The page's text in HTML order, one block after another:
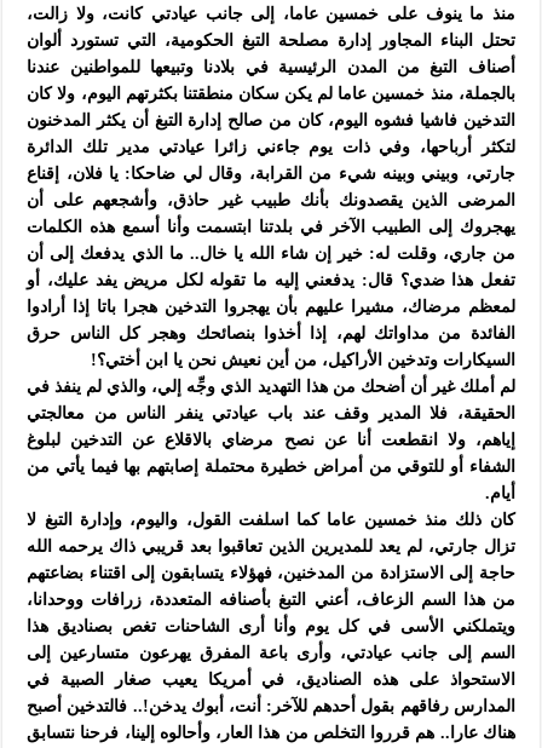
منذ ما ينوف على خمسين عاما، إلى جانب عيادتي كانت، ولا زالت،
تحتل البناء المجاور إدارة مصلحة التبغ الحكومية، التي تستورد ألوان
أصناف التبغ من المدن الرئيسية في بلادنا وتبيعها للمواطنين عندنا
بالجملة، منذ خمسين عاما لم يكن سكان منطقتنا بكثرتهم اليوم، ولا كان
التدخين فاشيا فشوه اليوم، كان من صالح إدارة التبغ أن يكثر المدخنون
لتكثر أرباحها، وفي ذات يوم جاءني زائرا عيادتي مدير تلك الدائرة
جارتي، وبيني وبينه شيء من القرابة، وقال لي ضاحكا: يا فلان، إقناع
المرضى الذين يقصدونك بأنك طبيب غير حاذق، وأشجعهم على أن
يهجروك إلى الطبيب الآخر في بلدتنا ابتسمت وأنا أسمع هذه الكلمات
من جاري، وقلت له: خير إن شاء الله يا خال.. ما الذي يدفعك إلى أن
تفعل هذا ضدي؟ قال: يدفعني إليه ما تقوله لكل مريض يفد عليك، أو
لمعظم مرضاك، مشيرا عليهم بأن يهجروا التدخين هجرا باتا إذا أرادوا
الفائدة من مداواتك لهم، إذا أخذوا بنصائحك وهجر كل الناس حرق
السيكارات وتدخين الأراكيل، من أين نعيش نحن يا ابن أختي؟!
لم أملك غير أن أضحك من هذا التهديد الذي وجِّه إلي، والذي لم ينفذ في
الحقيقة، فلا المدير وقف عند باب عيادتي ينفر الناس من معالجتي
إياهم، ولا انقطعت أنا عن نصح مرضاي بالاقلاع عن التدخين لبلوغ
الشفاء أو للتوقي من أمراض خطيرة محتملة إصابتهم بها فيما يأتي من
أيام.
كان ذلك منذ خمسين عاما كما اسلفت القول، واليوم، وإدارة التبغ لا
تزال جارتي، لم يعد للمديرين الذين تعاقبوا بعد قريبي ذاك يرحمه الله
حاجة إلى الاستزادة من المدخنين، فهؤلاء يتسابقون إلى اقتناء بضاعتهم
من هذا السم الزعاف، أعني التبغ بأصنافه المتعددة، زرافات ووحدانا،
ويتملكني الأسى في كل يوم وأنا أرى الشاحنات تغص بصناديق هذا
السم إلى جانب عيادتي، وأرى باعة المفرق يهرعون متسارعين إلى
الاستحواذ على هذه الصناديق، في أمريكا يعيب صغار الصبية في
المدارس رفاقهم بقول أحدهم للآخر: أنت، أبوك يدخن!.. فالتدخين أصبح
هناك عارا.. هم قرروا التخلص من هذا العار، وأحالوه إلينا، فرحنا نتسابق